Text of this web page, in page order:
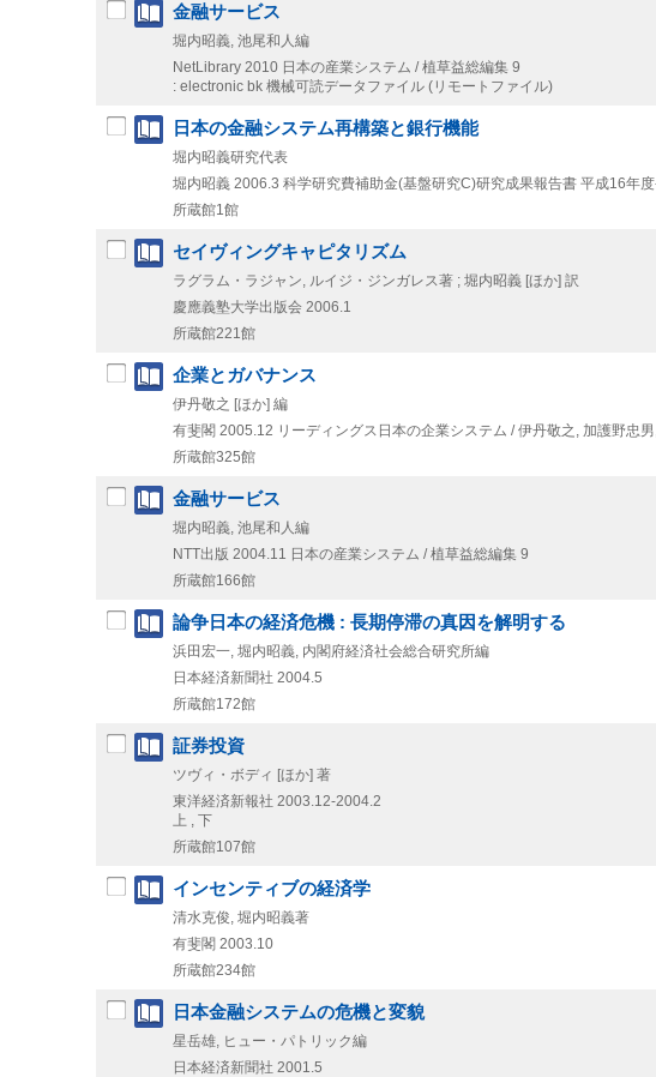
金融サービス
堀内昭義, 池尾和人編
NetLibrary 2010 日本の産業システム / 植草益総編集 9
: electronic bk 機械可読データファイル (リモートファイル)
日本の金融システム再構築と銀行機能
堀内昭義研究代表
堀内昭義 2006.3 科学研究費補助金(基盤研究C)研究成果報告書 平成16年
所蔵館1館
セイヴィングキャピタリズム
ラグラム・ラジャン, ルイジ・ジンガレス著 ; 堀内昭義 [ほか] 訳
慶應義塾大学出版会 2006.1
所蔵館221館
企業とガバナンス
伊丹敬之 [ほか] 編
有斐閣 2005.12 リーディングス日本の企業システム / 伊丹敬之, 加護野忠
所蔵館325館
金融サービス
堀内昭義, 池尾和人編
NTT出版 2004.11 日本の産業システム / 植草益総編集 9
所蔵館166館
論争日本の経済危機 : 長期停滞の真因を解明する
浜田宏一, 堀内昭義, 内閣府経済社会総合研究所編
日本経済新聞社 2004.5
所蔵館172館
証券投資
ツヴィ・ボディ [ほか] 著
東洋経済新報社 2003.12-2004.2
上 , 下
所蔵館107館
インセンティブの経済学
清水克俊, 堀内昭義著
有斐閣 2003.10
所蔵館234館
日本金融システムの危機と変貌
星岳雄, ヒュー・パトリック編
日本経済新聞社 2001.5